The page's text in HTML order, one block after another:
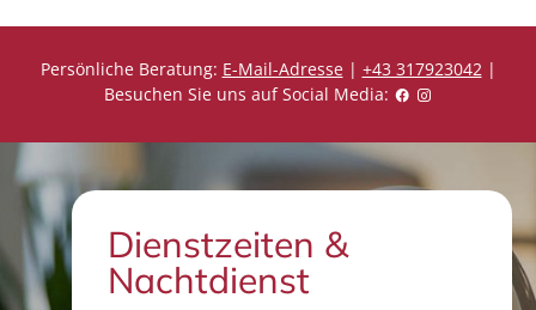
Persönliche Beratung: E-Mail-Adresse| +43 317923042|
Besuchen Sie uns auf Social Media:
Dienstzeiten &
Nachtdienst